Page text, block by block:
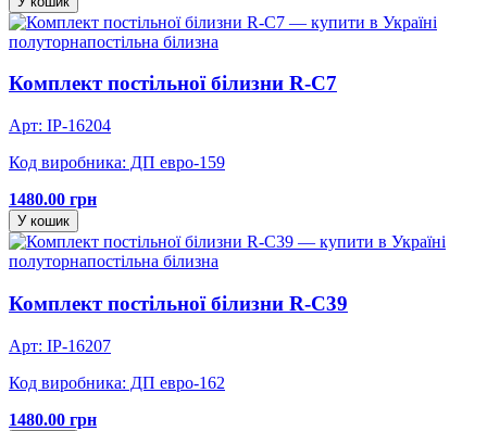
полуторнапостільна білизна
Комплект постільної білизни R-C7
Арт: IP-16204
Код виробника: ДП евро-159
1480.00 грн
У кошик
полуторнапостільна білизна
Комплект постільної білизни R-C39
Арт: IP-16207
Код виробника: ДП евро-162
1480.00 грн